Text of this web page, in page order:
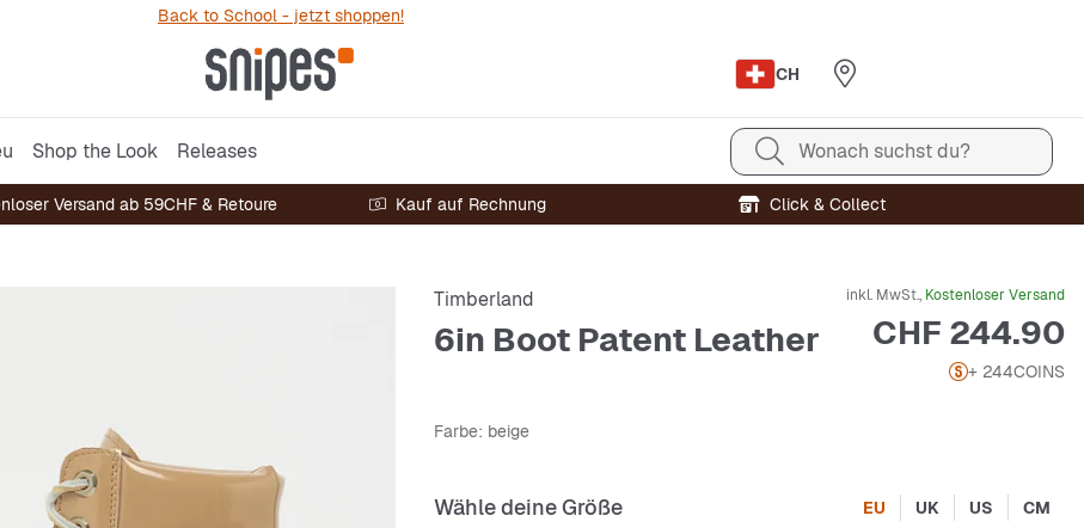
Back to School - jetzt shoppen!
CH
Shop the Look Releases Wonach suchst du?
Versand ab 59CHF & Retoure Kauf auf Rechnung Click & Collect
Timberland
6in Boot Patent Leather
inkl. MwSt., Kostenloser Versand
Preis
CHF 244.90
+ 244COINS
Farbe: beige
Wähle deine Größe EU UK US CM